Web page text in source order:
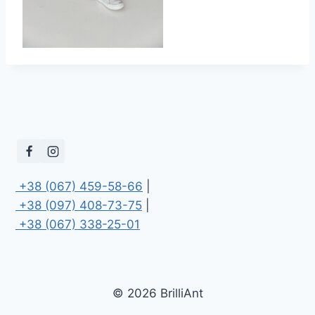
+38 (067) 459-58-66
+38 (097) 408-73-75
+38 (067) 338-25-01
© 2026 BrilliAnt